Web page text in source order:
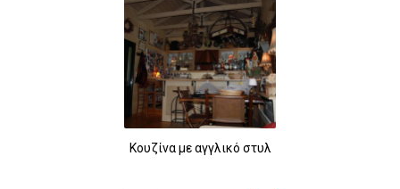
Κουζίνα με αγγλικό στυλ